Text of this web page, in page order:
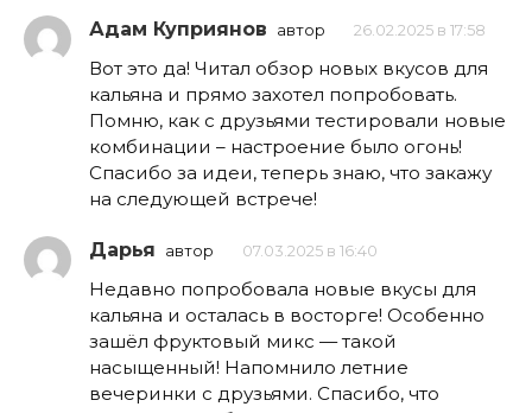
Адам Куприянов автор 26.02.2025 в 17:58
Вот это да! Читал обзор новых вкусов для
кальяна и прямо захотел попробовать.
Помню, как с друзьями тестировали новые
комбинации – настроение было огонь!
Спасибо за идеи, теперь знаю, что закажу
на следующей встрече!
Дарья автор 07.03.2025 в 16:40
Недавно попробовала новые вкусы для
кальяна и осталась в восторге! Особенно
зашёл фруктовый микс — такой
насыщенный! Напомнило летние
вечеринки с друзьями. Спасибо, что